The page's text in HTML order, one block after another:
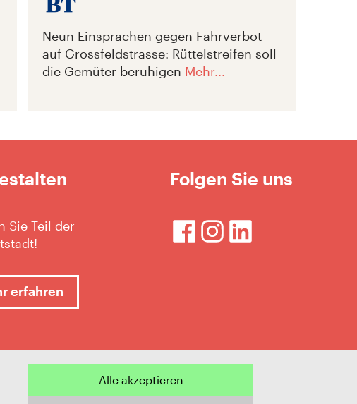
Neun Einsprachen gegen Fahrverbot
auf Grossfeldstrasse: Rüttelstreifen soll
die Gemüter beruhigen Mehr...
Sie Teil der
erfahren
Folgen Sie uns
Alle akzeptieren